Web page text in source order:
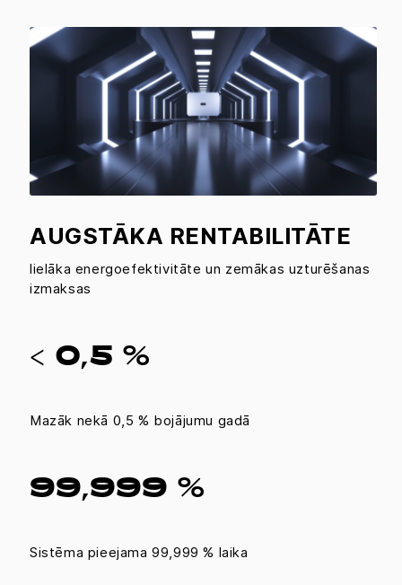
AUGSTĀKA RENTABILITĀTE
lielāka energoefektivitāte un zemākas uzturēšanas
izmaksas
< 0,5 %
Mazāk nekā 0,5 % bojājumu gadā
99,999 %
Sistēma pieejama 99,999 % laika